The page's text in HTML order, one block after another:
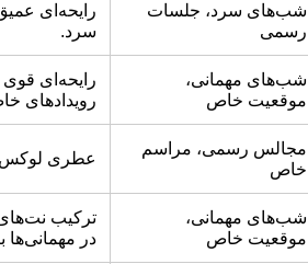
شب‌های سرد، جلسات
رسمی
رایحه‌ای
سرد.
شب‌های مهمانی،
موقعیت خاص
رایحه‌ای
رویدادهای
مجالس رسمی، مراسم
خاص
عطری لوکس
شب‌های مهمانی،
موقعیت خاص
ترکیب نت‌های
در مهمانی‌ها